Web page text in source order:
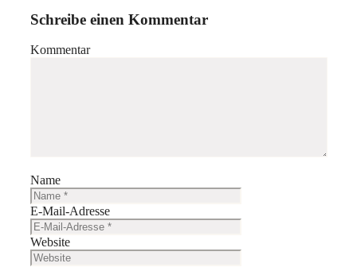
Schreibe einen Kommentar
Kommentar
Name
E-Mail-Adresse
Website